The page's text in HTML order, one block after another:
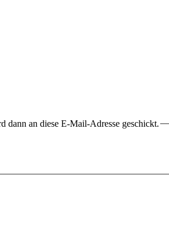
dann an diese E-Mail-Adresse geschickt.